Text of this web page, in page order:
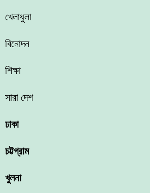
খেলাধুলা
বিনোদন
শিক্ষা
সারা দেশ
ঢাকা
চট্টগ্রাম
খুলনা